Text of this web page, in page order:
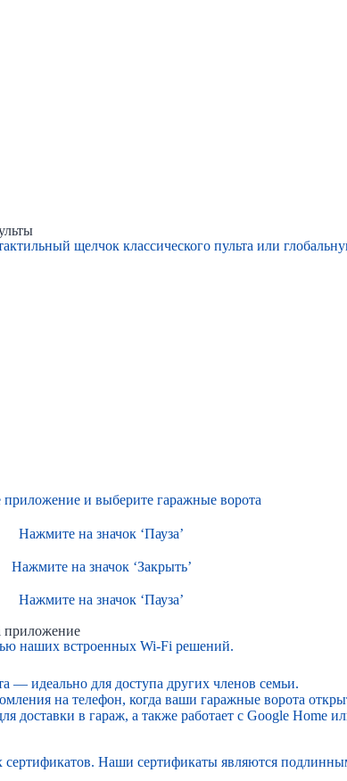
щелчок классического пульта или
приложение и выберите гаражные ворота
Нажмите на значок ‘Пауза’
Нажмите на значок ‘Закрыть’
Нажмите на значок ‘Пауза’
приложение
наших встроенных Wi-Fi решений.
— идеально для доступа других членов семьи.
на телефон, когда ваши гаражные ворота
доставки в гараж, а также работает с Google Home
Наши сертификаты являются